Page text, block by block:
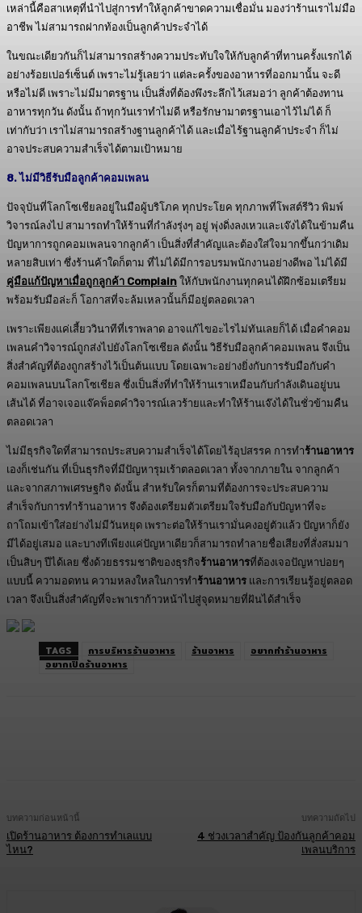
เหล่านี้คือสาเหตุที่นำไปสู่การทำให้ลูกค้าขาดความเชื่อมั่น มองว่าร้านเราไม่มือ
อาชีพ ไม่สามารถฝากท้องเป็นลูกค้าประจำได้
ในขณะเดียวกันก็ไม่สามารถสร้างความประทับใจให้กับลูกค้าที่ทานครั้งแรกได้
อย่างร้อยเปอร์เซ็นต์ เพราะไม่รู้เลยว่า แต่ละครั้งของอาหารที่ออกมานั้น จะดี
หรือไม่ดี เพราะไม่มีมาตรฐาน เป็นสิ่งที่ต้องพึงระลึกไว้เสมอว่า ลูกค้าต้องทาน
อาหารทุกวัน ดังนั้น ถ้าทุกวันเราทำไม่ดี หรือรักษามาตรฐานเอาไว้ไม่ได้ ก็
เท่ากับว่า เราไม่สามารถสร้างฐานลูกค้าได้ และเมื่อไร้ฐานลูกค้าประจำ ก็ไม่
อาจประสบความสำเร็จได้ตามเป้าหมาย
8. ไม่มีวิธีรับมือลูกค้าคอมเพลน
ปัจจุบันที่โลกโซเชียลอยู่ในมือผู้บริโภค ทุกประโยค ทุกภาพที่โพสต์รีวิว พิมพ์
วิจารณ์ลงไป สามารถทำให้ร้านที่กำลังรุ่งๆ อยู่ พุ่งดิ่งลงเหวและเจ๊งได้ในข้ามคืน
ปัญหาการถูกคอมเพลนจากลูกค้า เป็นสิ่งที่สำคัญและต้องใส่ใจมากขึ้นกว่าเดิม
หลายสิบเท่า ซึ่งร้านค้าใดก็ตาม ที่ไม่ได้มีการอบรมพนักงานอย่างดีพอ ไม่ได้มี
คู่มือแก้ปัญหาเมื่อถูกลูกค้า Complain ให้กับพนักงานทุกคนได้ฝึกซ้อมเตรียม
พร้อมรับมือล่ะก็ โอกาสที่จะล้มเหลวนั้นก็มีอยู่ตลอดเวลา
เพราะเพียงแค่เสี้ยววินาทีที่เราพลาด อาจแก้ไขอะไรไม่ทันเลยก็ได้ เมื่อคำคอม
เพลนคำวิจารณ์ถูกส่งไปยังโลกโซเชียล ดังนั้น วิธีรับมือลูกค้าคอมเพลน จึงเป็น
สิ่งสำคัญที่ต้องถูกสร้างไว้เป็นต้นแบบ โดยเฉพาะอย่างยิ่งกับการรับมือกับคำ
คอมเพลนบนโลกโซเชียล ซึ่งเป็นสิ่งที่ทำให้ร้านเราเหมือนกับกำลังเดินอยู่บน
เส้นได้ ที่อาจเจอแจ๊คพ็อตคำวิจารณ์เลวร้ายและทำให้ร้านเจ๊งได้ในชั่วข้ามคืน
ตลอดเวลา
ไม่มีธุรกิจใดที่สามารถประสบความสำเร็จได้โดยไร้อุปสรรค การทำร้านอาหาร
เองก็เช่นกัน ที่เป็นธุรกิจที่มีปัญหารุมเร้าตลอดเวลา ทั้งจากภายใน จากลูกค้า
และจากสภาพเศรษฐกิจ ดังนั้น สำหรับใครก็ตามที่ต้องการจะประสบความ
สำเร็จกับการทำร้านอาหาร จึงต้องเตรียมตัวเตรียมใจรับมือกับปัญหาที่จะ
ถาโถมเข้าใส่อย่างไม่มีวันหยุด เพราะต่อให้ร้านเรามั่นคงอยู่ตัวแล้ว ปัญหาก็ยัง
มีได้อยู่เสมอ และบางทีเพียงแค่ปัญหาเดียวก็สามารถทำลายชื่อเสียงที่สั่งสมมา
เป็นสิบๆ ปีได้เลย ซึ่งด้วยธรรมชาติของธุรกิจร้านอาหารที่ต้องเจอปัญหาบ่อยๆ
แบบนี้ ความอดทน ความหลงใหลในการทำร้านอาหาร และการเรียนรู้อยู่ตลอด
เวลา จึงเป็นสิ่งสำคัญที่จะพาเราก้าวหน้าไปสู่จุดหมายที่ฝันได้สำเร็จ
TAGS การบริหารร้านอาหาร ร้านอาหาร
อยากทำร้านอาหาร
อยากเปิดร้านอาหาร
บทความก่อนหน้านี้
เปิดร้านอาหาร ต้องการทำเลแบบ
ไหน?
บทความถัดไป
4 ช่วงเวลาสำคัญ ป้องกันลูกค้าคอม
เพลนบริการ